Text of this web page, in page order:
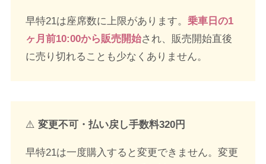
早特21は座席数に上限があります。乗車日の1
ヶ月前10:00から販売開始され、販売開始直後
に売り切れることも少なくありません。
⚠️変更不可・払い戻し手数料320円
早特21は一度購入すると変更できません。変更